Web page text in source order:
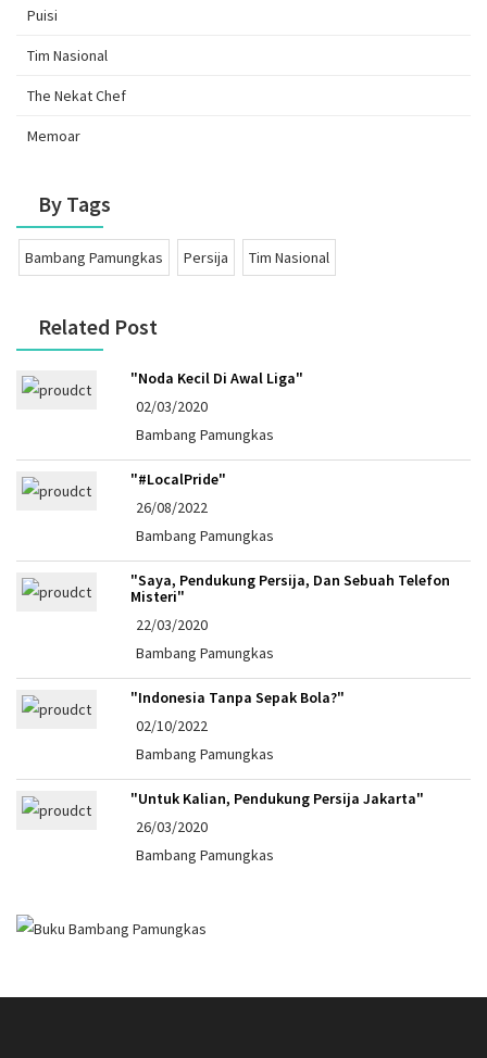
Puisi
Tim Nasional
The Nekat Chef
Memoar
By Tags
Bambang Pamungkas Persija Tim Nasional
Related Post
"Noda Kecil Di Awal Liga"
02/03/2020
Bambang Pamungkas
"#LocalPride"
26/08/2022
Bambang Pamungkas
"Saya, Pendukung Persija, Dan Sebuah Telefon
Misteri"
22/03/2020
Bambang Pamungkas
"Indonesia Tanpa Sepak Bola?"
02/10/2022
Bambang Pamungkas
"Untuk Kalian, Pendukung Persija Jakarta"
26/03/2020
Bambang Pamungkas